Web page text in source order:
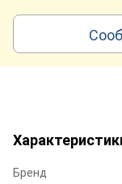
Бренд